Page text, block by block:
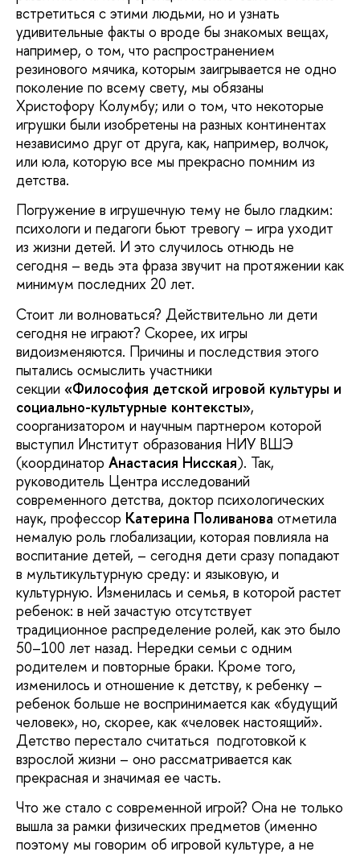
встретиться с этими людьми, но и узнать
удивительные факты о вроде бы знакомых вещах,
например, о том, что распространением
резинового мячика, которым заигрывается не одно
поколение по всему свету, мы обязаны
Христофору Колумбу; или о том, что некоторые
игрушки были изобретены на разных континентах
независимо друг от друга, как, например, волчок,
или юла, которую все мы прекрасно помним из
детства.
Погружение в игрушечную тему не было гладким:
психологи и педагоги бьют тревогу – игра уходит
из жизни детей. И это случилось отнюдь не
сегодня – ведь эта фраза звучит на протяжении как
минимум последних 20 лет.
Стоит ли волноваться? Действительно ли дети
сегодня не играют? Скорее, их игры
видоизменяются. Причины и последствия этого
пытались осмыслить участники
секции «Философия детской игровой культуры и
социально-культурные контексты»,
соорганизатором и научным партнером которой
выступил Институт образования НИУ ВШЭ
(координатор Анастасия Нисская). Так,
руководитель Центра исследований
современного детства, доктор психологических
наук, профессор Катерина Поливанова отметила
немалую роль глобализации, которая повлияла на
воспитание детей, – сегодня дети сразу попадают
в мультикультурную среду: и языковую, и
культурную. Изменилась и семья, в которой растет
ребенок: в ней зачастую отсутствует
традиционное распределение ролей, как это было
50–100 лет назад. Нередки семьи с одним
родителем и повторные браки. Кроме того,
изменилось и отношение к детству, к ребенку –
ребенок больше не воспринимается как «будущий
человек», но, скорее, как «человек настоящий».
Детство перестало считаться подготовкой к
взрослой жизни – оно рассматривается как
прекрасная и значимая ее часть.
Что же стало с современной игрой? Она не только
вышла за рамки физических предметов (именно
поэтому мы говорим об игровой культуре, а не